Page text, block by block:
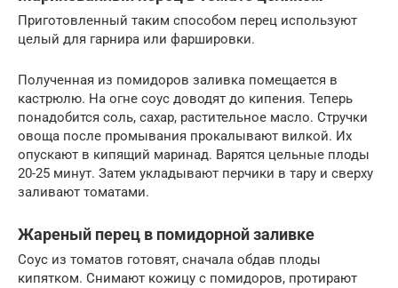
Приготовленный таким способом перец используют
целый для гарнира или фаршировки.
Полученная из помидоров заливка помещается в
кастрюлю. На огне соус доводят до кипения. Теперь
понадобится соль, сахар, растительное масло. Стручки
овоща после промывания прокалывают вилкой. Их
опускают в кипящий маринад. Варятся цельные плоды
20-25 минут. Затем укладывают перчики в тару и сверху
заливают томатами.
Жареный перец в помидорной заливке
Соус из томатов готовят, сначала обдав плоды
кипятком. Снимают кожицу с помидоров, протирают